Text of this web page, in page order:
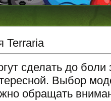
Terraria
сделать до боли
Выбор
обращать